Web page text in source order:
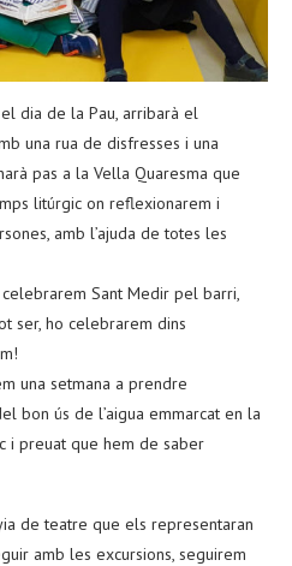
dia de la Pau, arribarà el
una rua de disfresses i una
pas a la Vella Quaresma que
litúrgic on reflexionarem i
amb l’ajuda de totes les
Sant Medir pel barri,
ser, ho celebrarem dins
una setmana a prendre
bon ús de l’aigua emmarcat en la
i preuat que hem de saber
de teatre que els representaran
amb les excursions, seguirem